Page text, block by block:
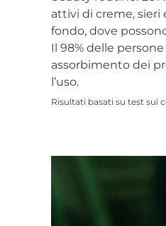
attivi di creme, sieri
fondo, dove
Il 98% delle
assorbimento dei
l’uso.
Risultati basati su test sui
All acne
All revitalizing
Skincare
Advanced pore
Serum
For healthy hair
issa™
18% PAP
Cosmetici